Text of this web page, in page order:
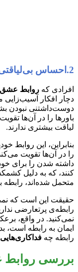
2.احساس بی‌لیاقتی برای دریافت عشق
افرادی که روابط
دچار افکار آسیب‌زایی
دوست‌داشتنی نبودن
باورها را در آن‌ها
لیاقت بیشتری ندارند.
بنابراین، این روابط
را در آن‌ها تقویت
داشته شدن را برای
کنند، که به دلیل
متحمل شده‌اند، رابطه
حقیقت این است که
رابطه‌ی پرتعارضی
نمی‌کنید. در واقع،
ایمان به رابطه است،
رابطه چه فداکاری‌هایی
بررسی